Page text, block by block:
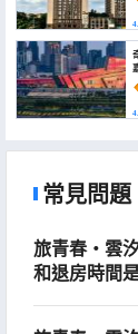
嘉
常見問題
旅青春・雲
和退房時間